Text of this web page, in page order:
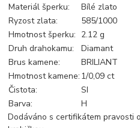
Materiál šperku:
Bílé zlato
Ryzost zlata:
585/1000
Hmotnost šperku: 2.12 g
Druh drahokamu:
Diamant
Brus kamene:
BRILIANT
Hmotnost kamene: 1/0,09 ct
Čistota:
SI
Barva:
H
Dodáváno s certifikátem pravosti